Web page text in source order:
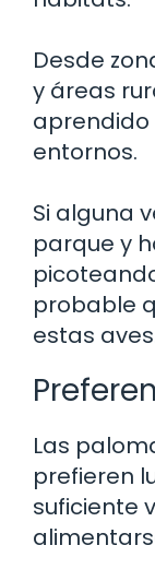
Desde
y áreas
entornos.
Si alguna
parque y
probable
estas
Las
prefieren
suficiente